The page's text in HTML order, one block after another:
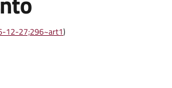
12-27;296~art1)